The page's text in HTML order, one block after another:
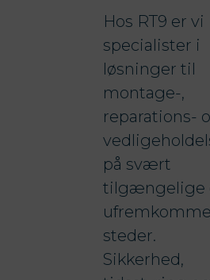
Hos RT9 er vi
specialister i
løsninger til
montage-,
reparations-
på svært
tilgængelige
steder.
Sikkerhed,